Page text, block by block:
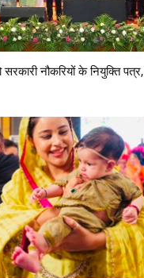
नौकरियों के नियुक्ति